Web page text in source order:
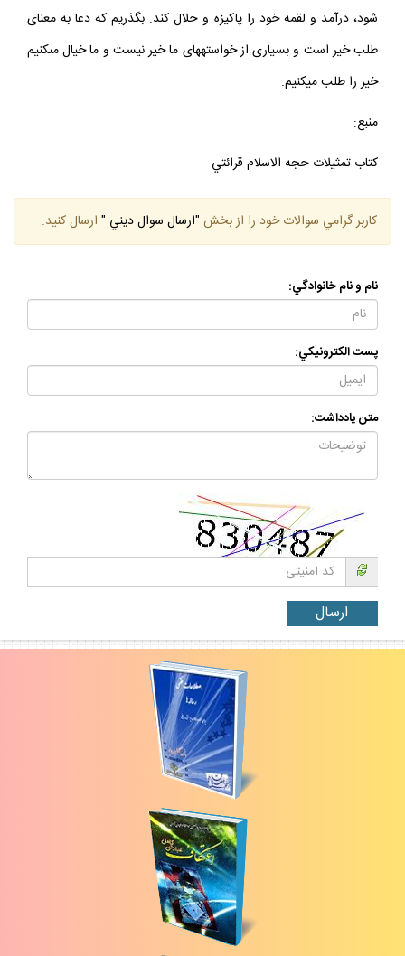
شود، درآمد و لقمه خود را پاكيزه و حلال كند. بگذريم كه دعا به معناى
طلب خير است و بسيارى از خواسته‏هاى ما خير نيست و ما خيال مى‏كنيم
خير را طلب مي‏كنيم.
منبع:
كتاب تمثيلات حجه الاسلام قرائتي
كاربر گرامي سوالات خود را از بخش "ارسال سوال ديني " ارسال كنيد.
نام و نام خانوادگي:
پست الكترونيكي:
متن يادداشت: